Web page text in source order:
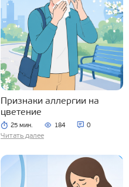
Признаки аллергии на
цветение
25 мин. 184 0
Читать далее